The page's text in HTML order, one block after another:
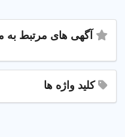
آگهی های مرتبط به
کلید واژه ها